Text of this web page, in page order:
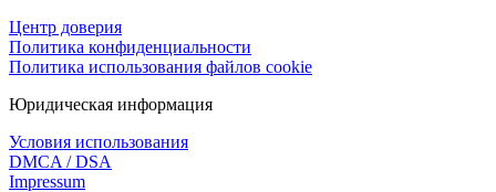
Центр доверия
Политика конфиденциальности
Политика использования файлов cookie
Юридическая информация
Условия использования
DMCA / DSA
Impressum